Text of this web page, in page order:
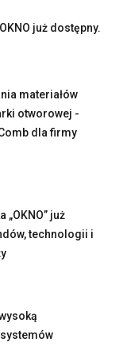
już dostępny.
materiałów
otworowej -
dla firmy
„OKNO” już
technologii i